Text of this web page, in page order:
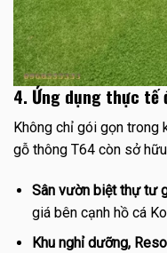
4. Ứng dụng thực tế
Không chỉ gói gọn trong
gỗ thông T64 còn sở
Sân vườn biệt thự tư
giá bên cạnh hồ cá
Khu nghỉ dưỡng,